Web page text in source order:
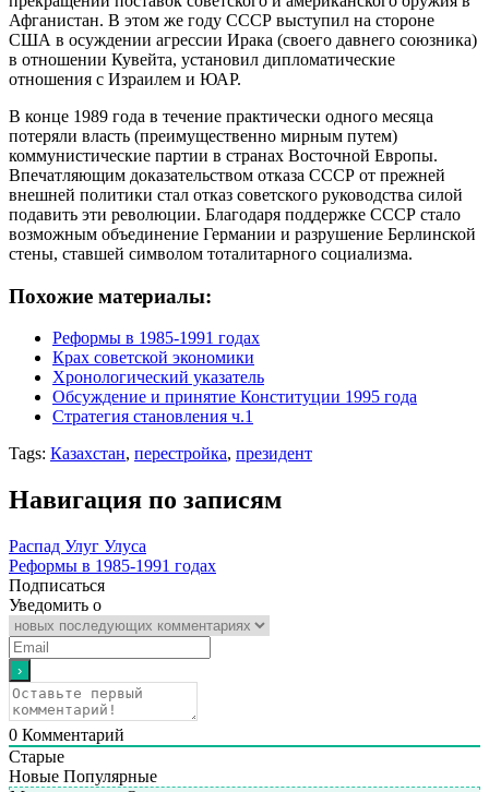
Афганистан. В этом же году СССР выступил на стороне
США в осуждении агрессии Ирака (своего давнего союзника)
в отношении Кувейта, установил дипломатические
отношения с Израилем и ЮАР.
В конце 1989 года в течение практически одного месяца
потеряли власть (преимущественно мирным путем)
коммунистические партии в странах Восточной Европы.
Впечатляющим доказательством отказа СССР от прежней
внешней политики стал отказ советского руководства силой
подавить эти революции. Благодаря поддержке СССР стало
возможным объединение Германии и разрушение Берлинской
стены, ставшей символом тоталитарного социализма.
Похожие материалы:
Реформы в 1985-1991 годах
Крах советской экономики
Хронологический указатель
Обсуждение и принятие Конституции 1995 года
Стратегия становления ч.1
Tags: Казахстан, перестройка, президент
Навигация по записям
Распад Улуг Улуса
Реформы в 1985-1991 годах
Подписаться
Уведомить о
0 Комментарий
Старые
Новые Популярные